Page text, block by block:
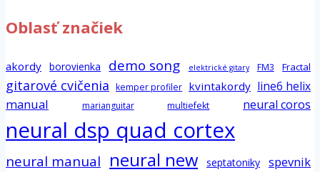
Oblasť značiek
akordy borovienka demo song elektrické gitary FM3 Fractal
gitarové cvičenia kemper profiler kvintakordy line6 helix
manual marianguitar multiefekt neural coros
neural dsp quad cortex
neural manual neural new septatoniky spevnik